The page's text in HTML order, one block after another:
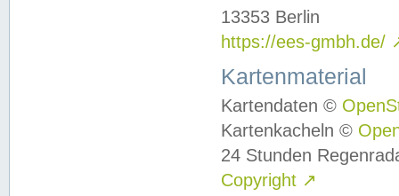
13353 Berlin
https://ees-gmbh.de/
Kartenmaterial
Kartendaten ©
Kartenkacheln ©
24 Stunden
Copyright ↗